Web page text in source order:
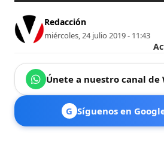
Redacción
miércoles, 24 julio 2019 - 11:43
Únete a nuestro canal de
G Síguenos en